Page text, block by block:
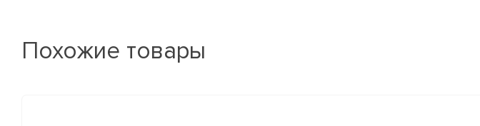
Похожие товары